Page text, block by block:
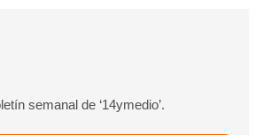
semanal de ‘14ymedio’.